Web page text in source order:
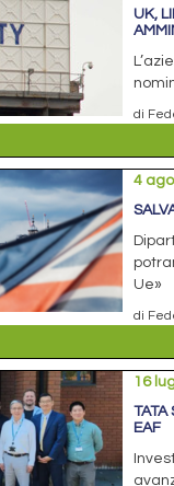
UK,
di
4
Ue»
di
16
TATA
EAF